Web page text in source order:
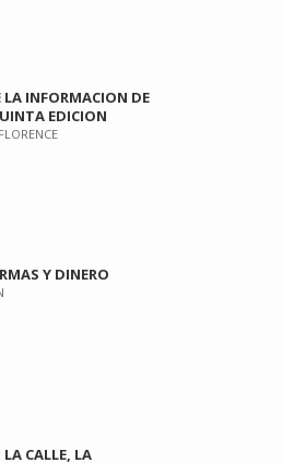
LA INFORMACION DE
EDICION
Y DINERO
LA CALLE, LA